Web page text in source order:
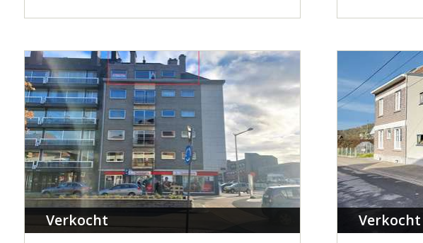
Verkocht Verkocht